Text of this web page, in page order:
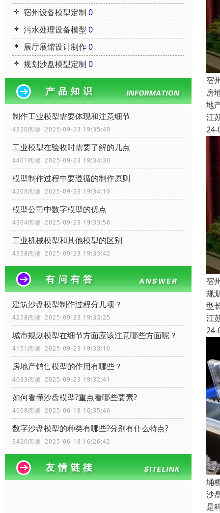
宿州设备模型定制 0
污水处理设备模型 0
展厅展馆设计制作0
规划沙盘模型定制 0
制作工业模型需要体现和注意细节
4320阅读 2025-09-23 19:35:49
工业模型在验收时需要了解的几点
4401阅读 2025-09-23 19:34:30
模型制作过程中要遵循的制作原则
4208阅读 2025-09-23 19:34:10
模型公司中数字模型的优点
4304阅读 2025-09-23 19:33:56
工业机械模型和其他模型的区别
4358阅读 2025-09-23 19:33:42
建筑沙盘模型制作过程分几项？
4258阅读 2025-09-23 19:33:25
城市规划模型在细节方面应该注意哪些方面呢？
4151阅读 2025-09-23 19:33:10
房地产销售模型的作用有哪些？
4033阅读 2025-09-23 19:32:41
如何看懂沙盘模型?重点看哪些要素?
4008阅读 2025-06-18 16:35:46
数字沙盘模型的种类有哪些?分别有什么特点?
3420阅读 2025-06-18 16:26:42
宿
房
地
江
24-
宿
规
型
江
24-
埇
沙
是